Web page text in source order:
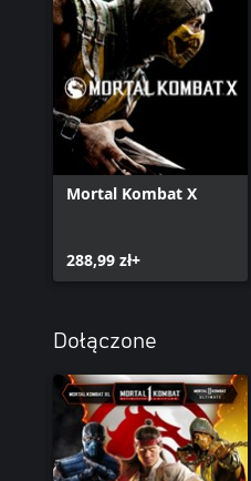
Mortal Kombat X
288,99 zł+
Dołączone